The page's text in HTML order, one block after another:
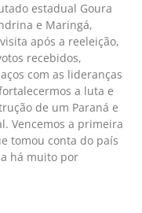
estadual Goura
e Maringá,
após a reeleição,
recebidos,
com as lideranças
a luta e
de um Paraná e
Vencemos a primeira
tomou conta do país
há muito por